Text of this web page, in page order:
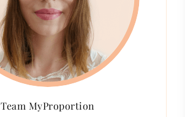
Team MyProportion